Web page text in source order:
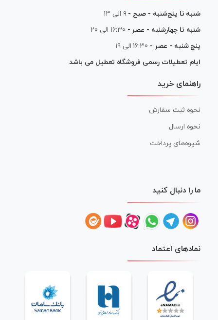
شنبه تا پنج‌شنبه - صبح - ۹ الی ۱۳
شنبه تا چهارشنبه - عصر - 16:30 الی 20
پنج شنبه - عصر - 16:30 الی 19
ایام تعطیلات رسمی فروشگاه تعطیل می باشد
راهنمای خرید
نحوه ثبت سفارش
نحوه ارسال
شیوه‌های پرداخت
ما را دنبال کنید
نمادهای اعتماد